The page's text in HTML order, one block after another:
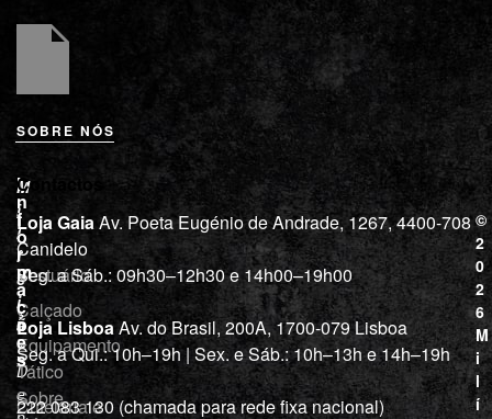
SOBRE NÓS
M
i
l
í
c
i
a
“
D
e
L
o
j
a
Vestuário
Calçado
Equipamento
Tático
Cutelaria e
I
n
f
o
r
m
a
ç
õ
e
s
Sobre
Contactos
Loja GaiaAv. Poeta Eugénio de Andrade, 1267, 4400-708
Canidelo
Seg. a Sáb.: 09h30–12h30 e 14h00–19h00
Loja LisboaAv. do Brasil, 200A, 1700-079 Lisboa
Seg. a Qui.: 10h–19h | Sex. e Sáb.: 10h–13h e 14h–19h
222 083 130 (chamada para rede fixa nacional)
©
2
0
2
6
M
i
l
í